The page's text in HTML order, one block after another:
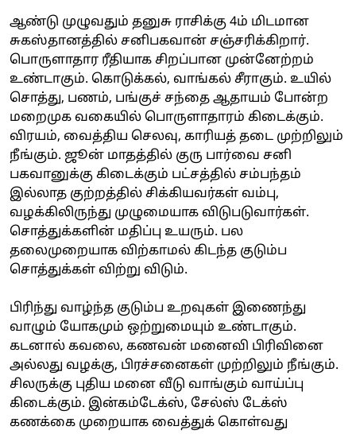
ஆண்டு முழுவதும் தனுசு ராசிக்கு 4ம் மிடமான
சுகஸ்தானத்தில் சனிபகவான் சஞ்சரிக்கிறார்.
பொருளாதார ரீதியாக சிறப்பான முன்னேற்றம்
உண்டாகும். கொடுக்கல், வாங்கல் சீராகும். உயில்
சொத்து, பணம், பங்குச் சந்தை ஆதாயம் போன்ற
மறைமுக வகையில் பொருளாதாரம் கிடைக்கும்.
விரயம், வைத்திய செலவு, காரியத் தடை முற்றிலும்
நீங்கும். ஜூன் மாதத்தில் குரு பார்வை சனி
பகவானுக்கு கிடைக்கும் பட்சத்தில் சம்பந்தம்
இல்லாத குற்றத்தில் சிக்கியவர்கள் வம்பு,
வழக்கிலிருந்து முழுமையாக விடுபடுவார்கள்.
சொத்துக்களின் மதிப்பு உயரும். பல
தலைமுறையாக விற்காமல் கிடந்த குடும்ப
சொத்துக்கள் விற்று விடும்.
பிரிந்து வாழ்ந்த குடும்ப உறவுகள் இணைந்து
வாழும் யோகமும் ஒற்றுமையும் உண்டாகும்.
கடனால் கவலை, கணவன் மனைவி பிரிவினை
அல்லது வழக்கு, பிரச்சனைகள் முற்றிலும் நீங்கும்.
சிலருக்கு புதிய மனை வீடு வாங்கும் வாய்ப்பு
கிடைக்கும். இன்கம்டேக்ஸ், சேல்ஸ் டேக்ஸ்
கணக்கை முறையாக வைத்துக் கொள்வது